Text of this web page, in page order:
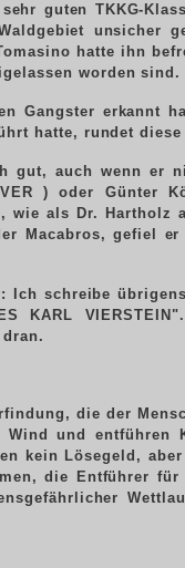
guten TKKG-
unsicher
hatte ihn
worden sind.
Gangster erkannt
hatte, rundet
gut, auch wenn er
EVER ) oder
wie als Dr. Hartholz
Macabros, gefiel
Ich schreibe
KARL
die der
Wind und
kein Lösegeld,
die Entführer